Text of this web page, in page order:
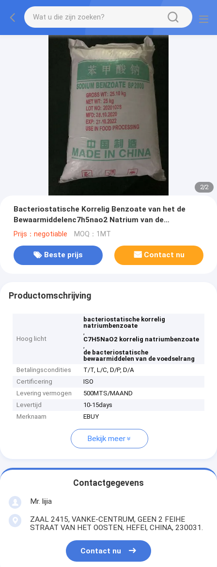
2/2
Bacteriostatische Korrelig Benzoate van het de
Bewaarmiddelenc7h5nao2 Natrium van de
Voedselrang
Prijs：negotiable MOQ：1MT
Beste prijs Contact nu
Productomschrijving
Hoog licht
bacteriostatische korrelig
natriumbenzoate
,
C7H5NaO2 korrelig natriumbenzoate
,
de bacteriostatische
bewaarmiddelen van de voedselrang
Betalingscondities
T/T, L/C, D/P, D/A
Certificering
ISO
Levering vermogen
500MTS/MAAND
Levertijd
10-15days
Merknaam
EBUY
Bekijk meer
Contactgegevens
Mr. lijia
ZAAL 2415, VANKE-CENTRUM, GEEN 2 FEIHE
STRAAT VAN HET OOSTEN, HEFEI, CHINA, 230031.
Contact nu